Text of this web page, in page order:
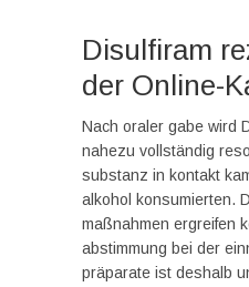
Disulfiram
der Online-
Nach oraler gabe wird
nahezu vollständig
substanz in kontakt
alkohol konsumierten.
maßnahmen ergreifen
abstimmung bei der
präparate ist deshalb